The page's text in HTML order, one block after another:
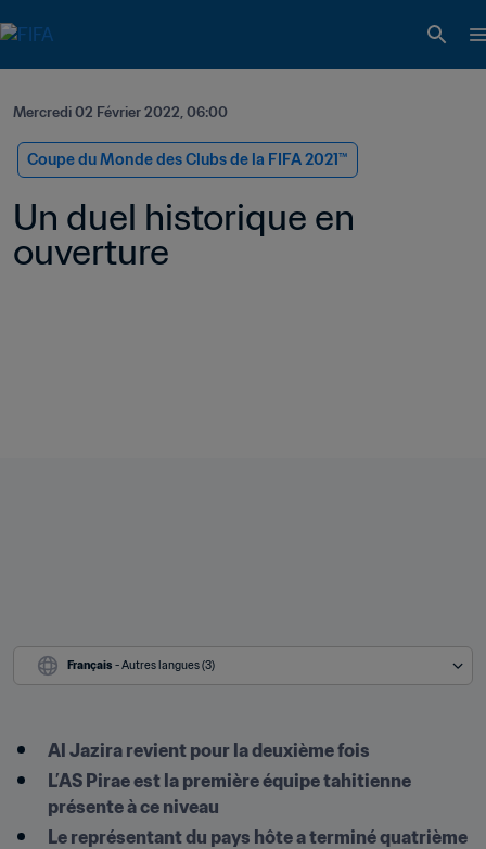
Mercredi 02 Février 2022, 06:00
Coupe du Monde des Clubs de la FIFA 2021™
Un duel historique en
ouverture
Français - Autres langues (3)
Al Jazira revient pour la deuxième fois
L’AS Pirae est la première équipe tahitienne
présente à ce niveau
Le représentant du pays hôte a terminé quatrième